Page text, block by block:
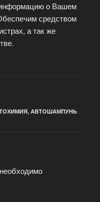
о Вашем
средством
а так же
, АВТОШАМПУНЬ